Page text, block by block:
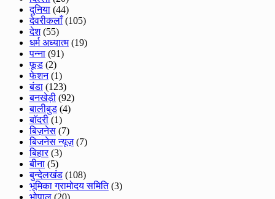
दुनिया (44)
देवरीकलाँ(105)
देश(55)
धर्म अध्यात्म(19)
पन्ना (91)
फूड (2)
फेशन(1)
बंडा (123)
बनखेड़ी (92)
बालीबुड (4)
बाॅदरी (1)
बिज़नेस (7)
बिजनेस न्यूज़(7)
बिहार(3)
बीना (5)
बुन्देलखंड (108)
भूमिका ग्रामोदय समिति(3)
भोपाल (20)